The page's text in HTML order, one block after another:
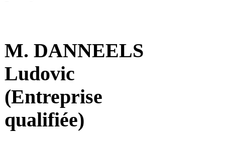
M. DANNEELS
Ludovic
(Entreprise
qualifiée)